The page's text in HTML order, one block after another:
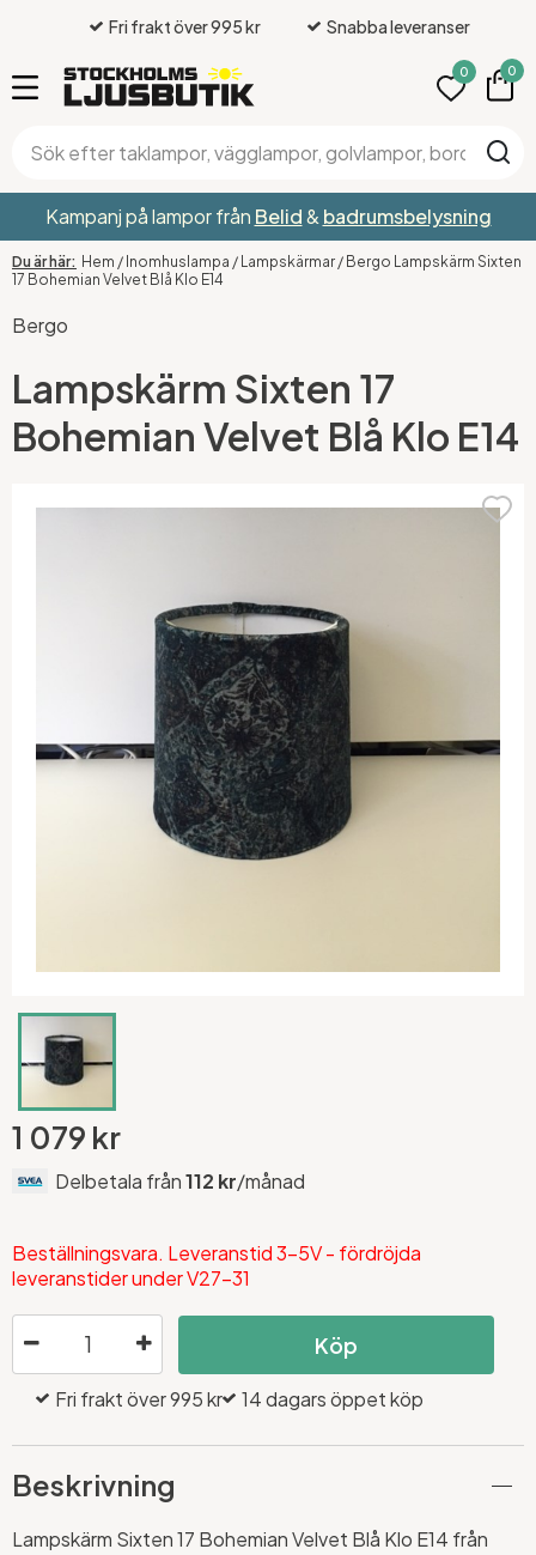
Fri frakt över 995 kr Snabba leveranser
0 0
Kampanj på lampor från Belid& badrumsbelysning
Hem / Inomhuslampa / Lampskärmar / Bergo Lampskärm Sixten
17 Bohemian Velvet Blå Klo E14
Bergo
Lampskärm Sixten 17
Bohemian Velvet Blå Klo E14
1 079 kr
Delbetala från112 kr/månad
Beställningsvara. Leveranstid 3-5V - fördröjda
leveranstider under V27-31
Köp
Fri frakt över 995 kr 14 dagars öppet köp
Beskrivning
Lampskärm Sixten 17 Bohemian Velvet Blå Klo E14 från